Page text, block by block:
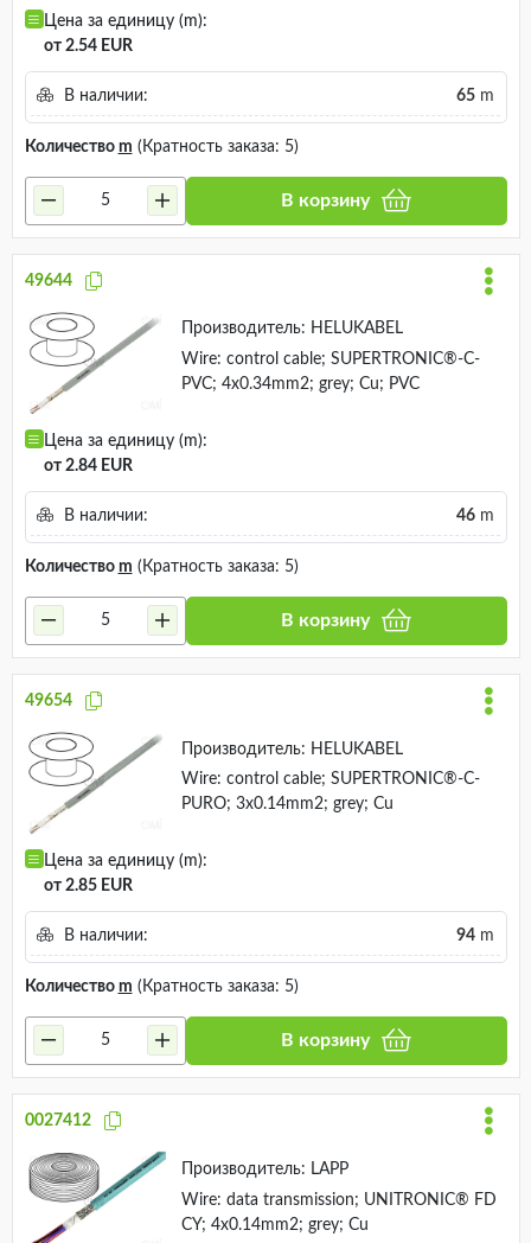
Цена за единицу (m):
от 2.54 EUR
В наличии: 65m
Количество m (Кратность заказа: 5)
В корзину
49644
Производитель: HELUKABEL
Wire: control cable; SUPERTRONIC®-C-
PVC; 4x0.34mm2; grey; Cu; PVC
Цена за единицу (m):
от 2.84 EUR
В наличии: 46m
Количество m (Кратность заказа: 5)
В корзину
49654
Производитель: HELUKABEL
Wire: control cable; SUPERTRONIC®-C-
PURO; 3x0.14mm2; grey; Cu
Цена за единицу (m):
от 2.85 EUR
В наличии: 94m
Количество m (Кратность заказа: 5)
В корзину
0027412
Производитель: LAPP
Wire: data transmission; UNITRONIC® FD
CY; 4x0.14mm2; grey; Cu